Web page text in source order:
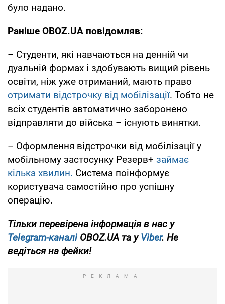
було надано.
Раніше OBOZ.UA повідомляв:
– Студенти, які навчаються на денній чи
дуальній формах і здобувають вищий рівень
освіти, ніж уже отриманий, мають право
отримати відстрочку від мобілізації. Тобто не
всіх студентів автоматично заборонено
відправляти до війська – існують винятки.
– Оформлення відстрочки від мобілізації у
мобільному застосунку Резерв+ займає
кілька хвилин. Система поінформує
користувача самостійно про успішну
операцію.
Тільки перевірена інформація в нас у
Telegram-каналіOBOZ.UA та уViber. Не
ведіться на фейки!